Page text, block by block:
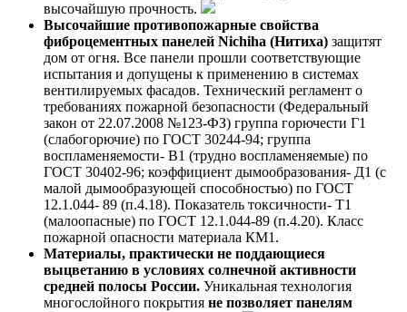
высочайшую прочность.
Высочайшие противопожарные свойства
фиброцементных панелей Nichiha (Нитиха) защитят
дом от огня. Все панели прошли соответствующие
испытания и допущены к применению в системах
вентилируемых фасадов. Технический регламент о
требованиях пожарной безопасности (Федеральный
закон от 22.07.2008 №123-ФЗ) группа горючести Г1
(слабогорючие) по ГОСТ 30244-94; группа
воспламеняемости- В1 (трудно воспламеняемые) по
ГОСТ 30402-96; коэффициент дымообразования- Д1 (с
малой дымообразующей способностью) по ГОСТ
12.1.044- 89 (п.4.18). Показатель токсичности- Т1
(малоопасные) по ГОСТ 12.1.044-89 (п.4.20). Класс
пожарной опасности материала КМ1.
Материалы, практически не поддающиеся
выцветанию в условиях солнечной активности
средней полосы России. Уникальная технология
многослойного покрытия не позволяет панелям